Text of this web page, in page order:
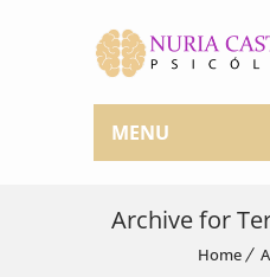
MENU
Archive for
Home